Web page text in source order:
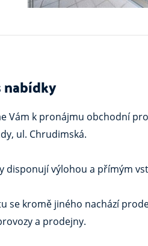
nabídky
Vám k pronájmu obchodní
ul. Chrudimská.
disponují výlohou a přímým
se kromě jiného nachází
a prodejny.